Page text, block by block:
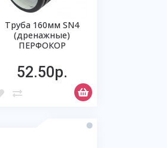
Труба 160мм SN4
(дренажные)
ПЕРФОКОР
52.50р.